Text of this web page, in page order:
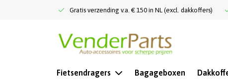
Gratis verzending v.a. € 150 in NL (excl. dakkoffers)
Fietsendragers Bagageboxen